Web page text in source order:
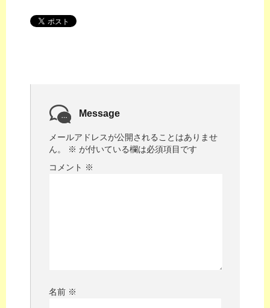
Message
メールアドレスが公開されることはありませ
ん。
※ が付いている欄は必須項目です
コメント ※
名前 ※